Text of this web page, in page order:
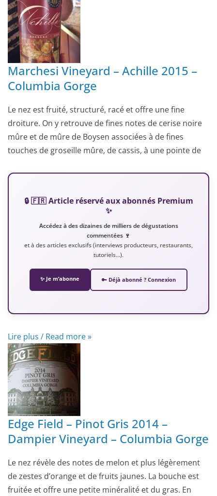
Marchesi Vineyard – Achille 2015 –
Columbia Gorge
Le nez est fruité, structuré, racé et offre une fine
droiture. On y retrouve de fines notes de cerise noire
mûre et de mûre de Boysen associées à de fines
touches de groseille mûre, de cassis, à une pointe de
🔒 🇫🇷 Article réservé aux abonnés Premium
✨
Accédez à des dizaines de milliers de dégustations
commentées 🍷
et à des articles exclusifs (interviews producteurs, restaurants,
tutoriels…).
✨ Je m’abonne 🔑 Déjà abonné ? Connexion
Lire plus / Read more »
Edge Field – Pinot Gris 2014 –
Dampier Vineyard – Columbia Gorge
Le nez révèle des notes de melon et plus légèrement
de zestes d’orange et de fruits jaunes. La bouche est
fruitée et offre une petite minéralité et du gras. En